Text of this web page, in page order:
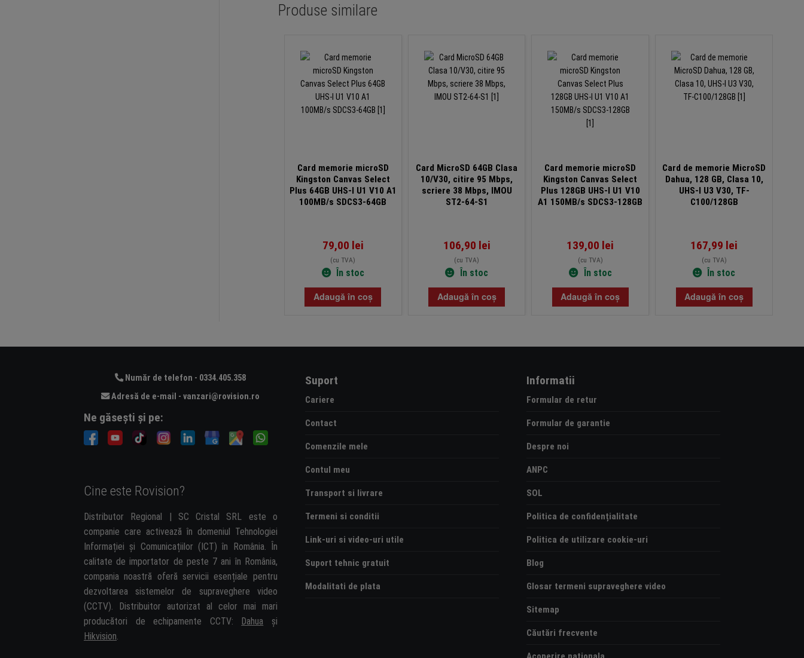
Produse similare
Card memorie microSD
Kingston Canvas Select
Plus 64GB UHS-I U1 V10 A1
100MB/s SDCS3-64GB
79,00 lei
(cu TVA)
În stoc
Adaugă în coș
Card MicroSD 64GB Clasa
10/V30, citire 95 Mbps,
scriere 38 Mbps, IMOU
ST2-64-S1
106,90 lei
(cu TVA)
În stoc
Adaugă în coș
Card memorie microSD
Kingston Canvas Select
Plus 128GB UHS-I U1 V10
A1 150MB/s SDCS3-128GB
139,00 lei
(cu TVA)
În stoc
Adaugă în coș
Card de memorie MicroSD
Dahua, 128 GB, Clasa 10,
UHS-I U3 V30, TF-
C100/128GB
167,99 lei
(cu TVA)
În stoc
Adaugă în coș
Număr de telefon - 0334.405.358
Adresă de e-mail - vanzari@rovision.ro
Ne găsești și pe:
Cine este Rovision?
Distributor Regional | SC Cristal SRL este o
companie care activează în domeniul Tehnologiei
Informației și Comunicațiilor (ICT) în România. În
calitate de importator de peste 7 ani în România,
compania noastră oferă servicii esențiale pentru
dezvoltarea sistemelor de supraveghere video
(CCTV). Distribuitor autorizat al celor mai mari
producători de echipamente CCTV:
Dahua și
Hikvision.
Suport
Cariere
Contact
Comenzile mele
Contul meu
Transport si livrare
Termeni si conditii
Link-uri si video-uri utile
Suport tehnic gratuit
Modalitati de plata
Informatii
Formular de retur
Formular de garantie
Despre noi
ANPC
SOL
Politica de confidențialitate
Politica de utilizare cookie-uri
Blog
Glosar termeni supraveghere video
Sitemap
Căutări frecvente